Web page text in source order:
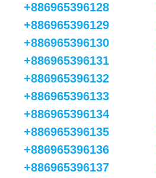
+886965396128
+886965396129
+886965396130
+886965396131
+886965396132
+886965396133
+886965396134
+886965396135
+886965396136
+886965396137